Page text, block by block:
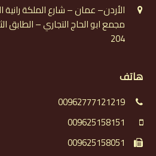
الأردن– عمان – شارع الملكة رانية
مجمع ابو الحاج التجاري – الطابق
204
هاتف
00962777121219
009625158151
009625158051